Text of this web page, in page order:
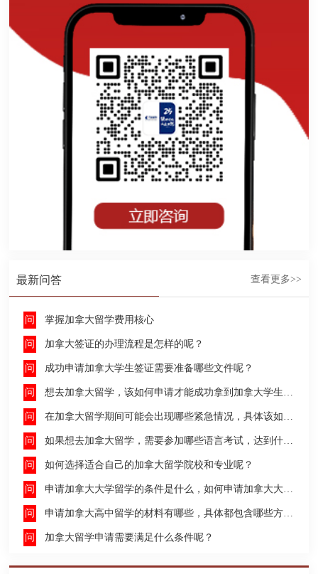
最新问答 查看更多>>
掌握加拿大留学费用核心
加拿大签证的办理流程是怎样的呢？
成功申请加拿大学生签证需要准备哪些文件呢？
想去加拿大留学，该如何申请才能成功拿到加拿大学生签证呢？
在加拿大留学期间可能会出现哪些紧急情况，具体该如何去处理这些紧急情况呢？
如果想去加拿大留学，需要参加哪些语言考试，达到什么水平才能申请呢？
如何选择适合自己的加拿大留学院校和专业呢？
申请加拿大大学留学的条件是什么，如何申请加拿大大学留学，留学的费用及签证申请流程是什么？
申请加拿大高中留学的材料有哪些，具体都包含哪些方面呢？
加拿大留学申请需要满足什么条件呢？